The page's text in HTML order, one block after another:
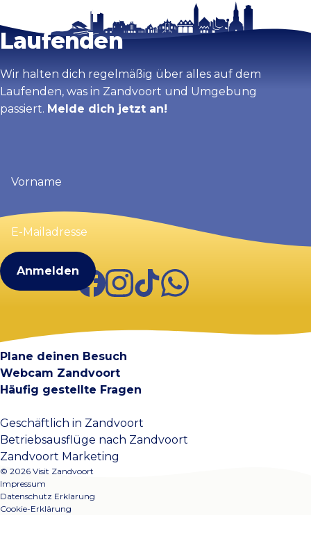
Karte vergrößern
Bleib auf dem
Laufenden
Wir halten dich regelmäßig über alles auf dem
Laufenden, was in Zandvoort und Umgebung
passiert. Melde dich jetzt an!
(erforderlich)
E-
Mailadresse
FacebookInstagram
TikTokWhatsApp
Plane deinen Besuch
Webcam Zandvoort
Häufig gestellte Fragen
Geschäftlich in Zandvoort
Betriebsausflüge nach Zandvoort
Zandvoort Marketing
© 2026 Visit Zandvoort
Impressum
Datenschutz Erklarung
Cookie-Erklärung